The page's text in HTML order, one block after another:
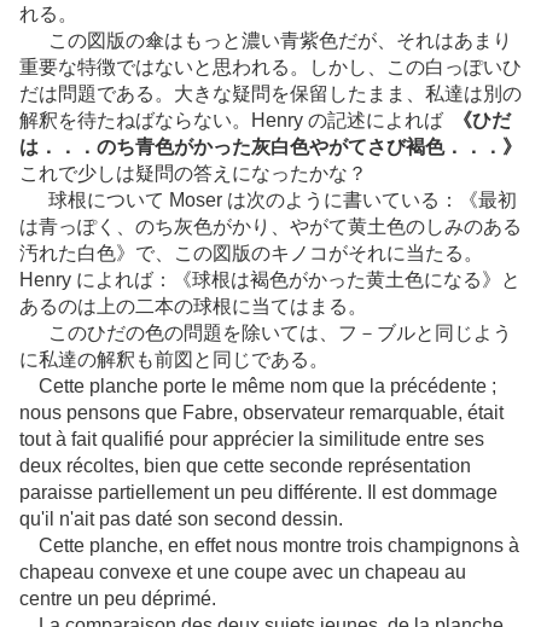
れる。
この図版の傘はもっと濃い青紫色だが、それはあまり
重要な特徴ではないと思われる。しかし、この白っぽいひ
だは問題である。大きな疑問を保留したまま、私達は別の
解釈を待たねばならない。Henry の記述によれば
《ひだ
は．．．のち青色がかった灰白色やがてさび褐色．．．》
これで少しは疑問の答えになったかな？
球根について Moser は次のように書いている：《最初
は青っぽく、のち灰色がかり、やがて黄土色のしみのある
汚れた白色》で、この図版のキノコがそれに当たる。
Henry によれば：《球根は褐色がかった黄土色になる》と
あるのは上の二本の球根に当てはまる。
このひだの色の問題を除いては、フ－ブルと同じよう
に私達の解釈も前図と同じである。
Cette planche porte le même nom que la précédente ;
nous pensons que Fabre, observateur remarquable, était
tout à fait qualifié pour apprécier la similitude entre ses
deux récoltes, bien que cette seconde représentation
paraisse partiellement un peu différente. Il est dommage
qu'il n'ait pas daté son second dessin.
Cette planche, en effet nous montre trois champignons à
chapeau convexe et une coupe avec un chapeau au
centre un peu déprimé.